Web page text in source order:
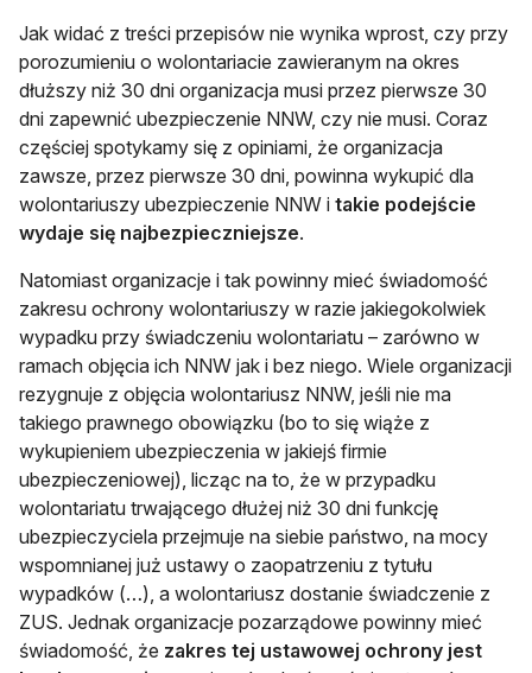
Jak widać z treści przepisów nie wynika wprost, czy przy
porozumieniu o wolontariacie zawieranym na okres
dłuższy niż 30 dni organizacja musi przez pierwsze 30
dni zapewnić ubezpieczenie NNW, czy nie musi. Coraz
częściej spotykamy się z opiniami, że organizacja
zawsze, przez pierwsze 30 dni, powinna wykupić dla
wolontariuszy ubezpieczenie NNW i takie podejście
wydaje się najbezpieczniejsze.
Natomiast organizacje i tak powinny mieć świadomość
zakresu ochrony wolontariuszy w razie jakiegokolwiek
wypadku przy świadczeniu wolontariatu – zarówno w
ramach objęcia ich NNW jak i bez niego. Wiele organizacji
rezygnuje z objęcia wolontariusz NNW, jeśli nie ma
takiego prawnego obowiązku (bo to się wiąże z
wykupieniem ubezpieczenia w jakiejś firmie
ubezpieczeniowej), licząc na to, że w przypadku
wolontariatu trwającego dłużej niż 30 dni funkcję
ubezpieczyciela przejmuje na siebie państwo, na mocy
wspomnianej już ustawy o zaopatrzeniu z tytułu
wypadków (…), a wolontariusz dostanie świadczenie z
ZUS. Jednak organizacje pozarządowe powinny mieć
świadomość, że zakres tej ustawowej ochrony jest